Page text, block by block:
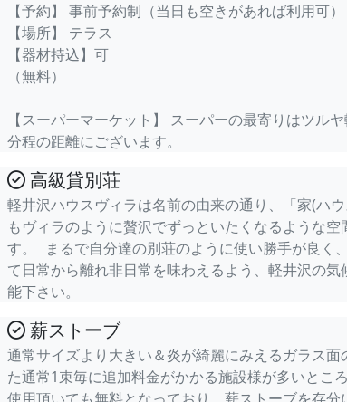
【予約】 事前予約制（当日も空きがあれば利用可）
【場所】 テラス
【器材持込】可
（無料）
【スーパーマーケット】 スーパーの最寄りはツル
分程の距離にございます。
高級貸別荘
軽井沢ハウスヴィラは名前の由来の通り、「家(ハ
もヴィラのように贅沢でずっといたくなるような空
す。 まるで自分達の別荘のように使い勝手が良く
て日常から離れ非日常を味わえるよう、軽井沢の
能下さい。
薪ストーブ
通常サイズより大きい＆炎が綺麗にみえるガラス面
た通常1束毎に追加料金がかかる施設様が多いとこ